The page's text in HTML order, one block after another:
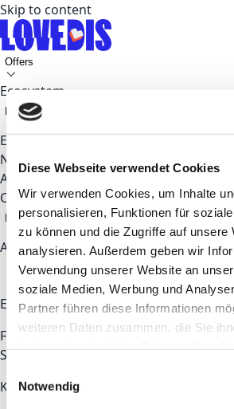
Diese Webseite verwendet Cookies
Wir verwenden Cookies, um Inhalte
personalisieren, Funktionen für
zu können und die Zugriffe auf unsere
analysieren. Außerdem geben wir
Verwendung unserer Website an
soziale Medien, Werbung und
Partner führen diese Informationen
weiteren Daten zusammen, die Sie
Notwendig
Skip to content
Offers
Ecosystem
Key Topics
Events
News
About
Contact
Apply now
Explore
For Startups & TalentsFor Corporates
SpacePartnersAbout LOVEDIS
Key topics